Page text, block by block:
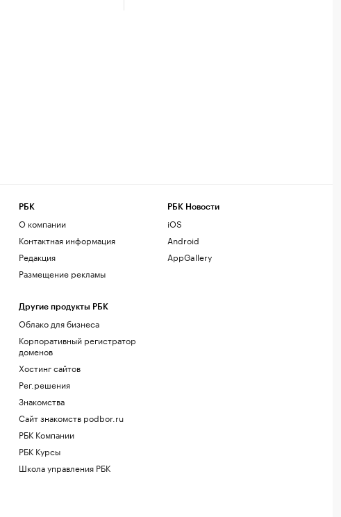
РБК
О компании
Контактная информация
Редакция
Размещение рекламы
Другие продукты РБК
Облако для бизнеса
Корпоративный регистратор
доменов
Хостинг сайтов
Рег.решения
Знакомства
Сайт знакомств podbor.ru
РБК Компании
РБК Курсы
Школа управления РБК
РБК Новости
iOS
Android
AppGallery